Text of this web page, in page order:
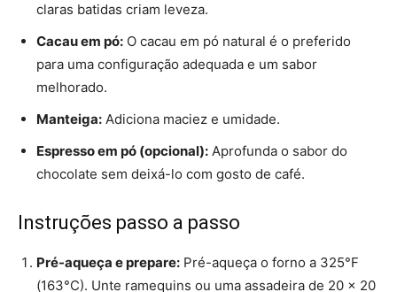
claras batidas criam leveza.
Cacau em pó: O cacau em pó natural é o preferido
para uma configuração adequada e um sabor
melhorado.
Manteiga: Adiciona maciez e umidade.
Espresso em pó (opcional): Aprofunda o sabor do
chocolate sem deixá-lo com gosto de café.
Instruções passo a passo
Pré-aqueça e prepare: Pré-aqueça o forno a 325°F
(163°C). Unte ramequins ou uma assadeira de 20 x 20